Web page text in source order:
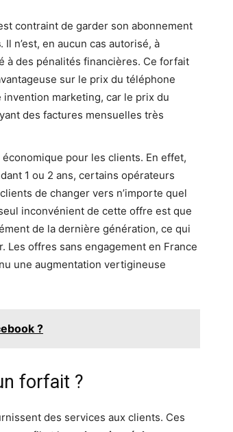
contraint de garder son abonnement
. Il n’est, en aucun cas autorisé, à
à des pénalités financières. Ce forfait
sur le prix du téléphone
invention marketing, car le prix du
des factures mensuelles très
pour les clients. En effet,
1 ou 2 ans, certains opérateurs
de changer vers n’importe quel
inconvénient de cette offre est que
de la dernière génération, ce qui
Les offres sans engagement en France
une augmentation vertigineuse
?
forfait ?
des services aux clients. Ces